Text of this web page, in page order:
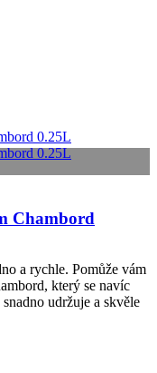
Chambord
a rychle. Pomůže vám
který se navíc
udržuje a skvěle